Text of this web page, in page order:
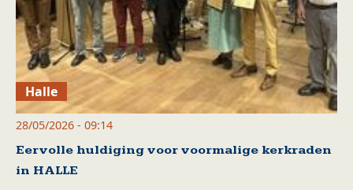
Halle
28/05/2026 - 09:14
Eervolle huldiging voor voormalige kerkraden
in HALLE